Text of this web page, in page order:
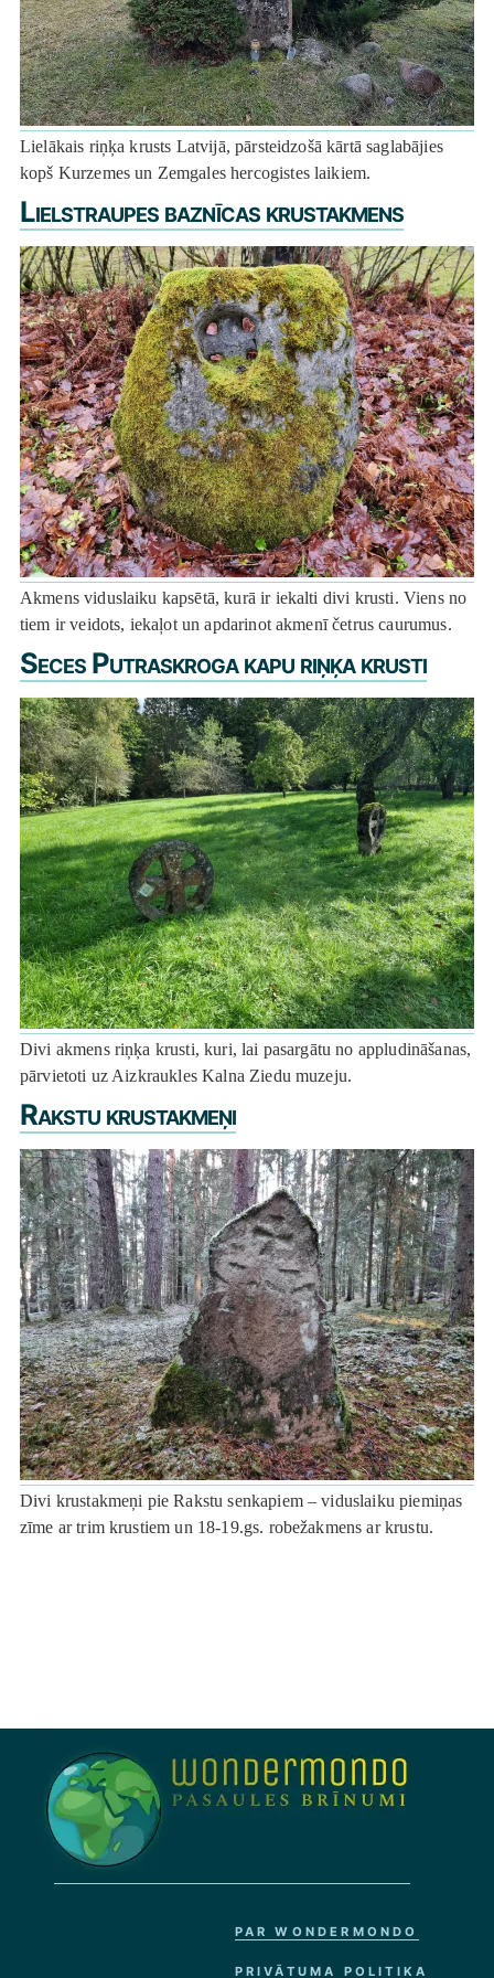
Lielākais riņķa krusts Latvijā, pārsteidzošā kārtā saglabājies
kopš Kurzemes un Zemgales hercogistes laikiem.
Lielstraupes baznīcas krustakmens
Akmens viduslaiku kapsētā, kurā ir iekalti divi krusti. Viens no
tiem ir veidots, iekaļot un apdarinot akmenī četrus caurumus.
Seces Putraskroga kapu riņķa krusti
Divi akmens riņķa krusti, kuri, lai pasargātu no appludināšanas,
pārvietoti uz Aizkraukles Kalna Ziedu muzeju.
Rakstu krustakmeņi
Divi krustakmeņi pie Rakstu senkapiem – viduslaiku piemiņas
zīme ar trim krustiem un 18-19.gs. robežakmens ar krustu.
PAR WONDERMONDO
PRIVĀTUMA POLITIKA